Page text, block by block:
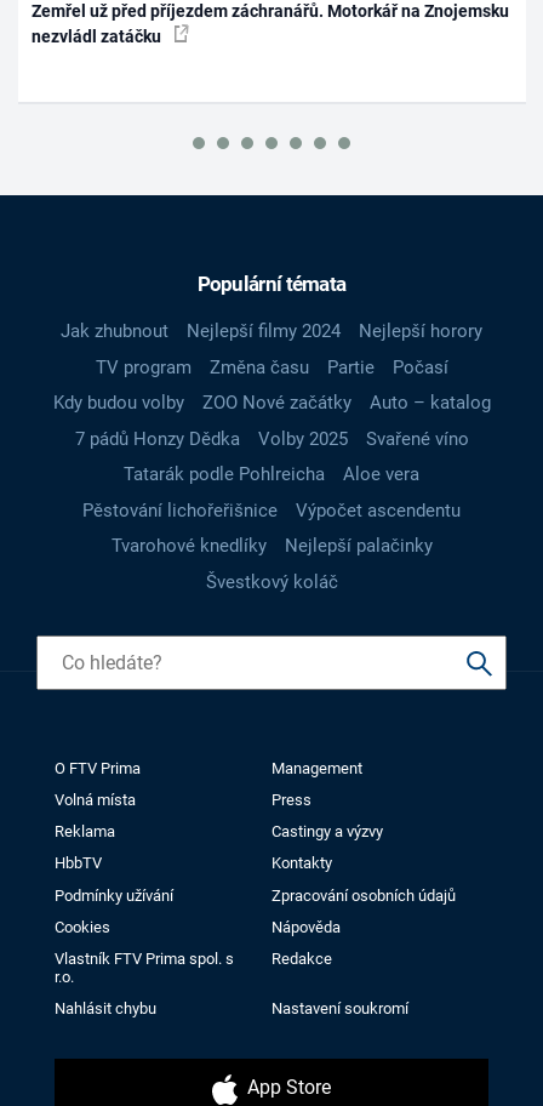
Zemřel už před příjezdem záchranářů. Motorkář na Znojemsku
nezvládl zatáčku
Populární témata
Jak zhubnout Nejlepší filmy 2024
Nejlepší horory
TV program
Změna času Partie
Počasí
Kdy budou volby
ZOO Nové začátky
Auto – katalog
7 pádů Honzy Dědka
Volby 2025
Svařené víno
Tatarák podle Pohlreicha
Aloe vera
Pěstování lichořeřišnice
Výpočet ascendentu
Tvarohové knedlíky
Nejlepší palačinky
Švestkový koláč
O FTV Prima
Management
Volná místa
Press
Reklama
Castingy a výzvy
HbbTV
Kontakty
Podmínky užívání
Zpracování osobních údajů
Cookies
Nápověda
Vlastník FTV Prima spol. s
r.o.
Redakce
Nahlásit chybu Nastavení soukromí
App Store